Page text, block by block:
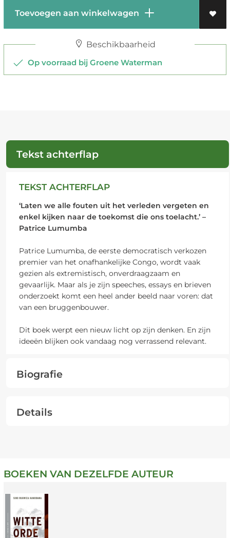
Toevoegen aan winkelwagen
Beschikbaarheid
Op voorraad bij Groene Waterman
Tekst achterflap
TEKST ACHTERFLAP
‘Laten we alle fouten uit het verleden vergeten en
enkel kijken naar de toekomst die ons toelacht.’ –
Patrice Lumumba
Patrice Lumumba, de eerste democratisch verkozen
premier van het onafhankelijke Congo, wordt vaak
gezien als extremistisch, onverdraagzaam en
gevaarlijk. Maar als je zijn speeches, essays en brieven
onderzoekt komt een heel ander beeld naar voren: dat
van een bruggenbouwer.
Dit boek werpt een nieuw licht op zijn denken. En zijn
ideeën blijken ook vandaag nog verrassend relevant.
Biografie
Details
BOEKEN VAN DEZELFDE AUTEUR